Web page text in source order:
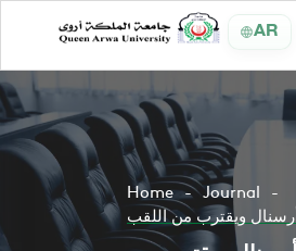
AR
Home
Journal
ويقترب من اللقب